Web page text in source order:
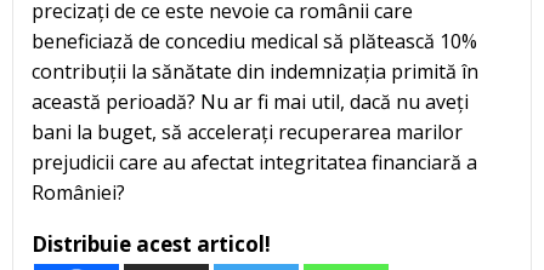
precizați de ce este nevoie ca românii care
beneficiază de concediu medical să plătească 10%
contribuții la sănătate din indemnizația primită în
această perioadă? Nu ar fi mai util, dacă nu aveți
bani la buget, să accelerați recuperarea marilor
prejudicii care au afectat integritatea financiară a
României?
Distribuie acest articol!